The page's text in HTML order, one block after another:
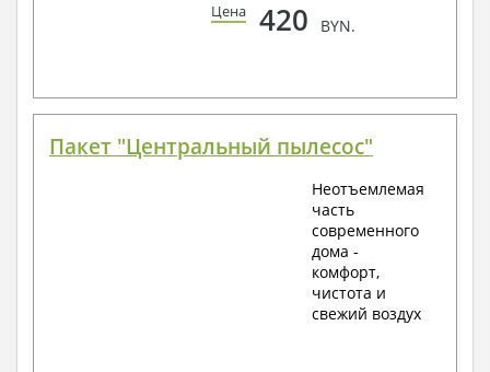
Цена 420 BYN.
Пакет "Центральный пылесос"
Неотъемлемая
часть
современного
дома -
комфорт,
чистота и
свежий воздух